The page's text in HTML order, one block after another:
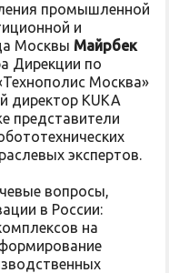
промышленной
и
Москвы Майрбек
Дирекции по
Москва»
директор KUKA
представители
экспертов.
вопросы,
в России:
на